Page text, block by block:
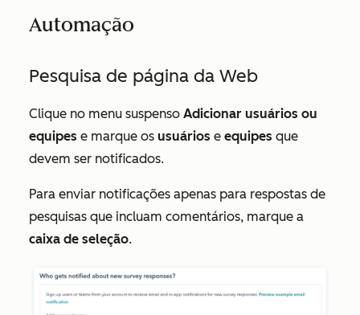
Automação
Pesquisa de página da Web
Clique no menu suspenso Adicionar usuários ou
equipes e marque os usuários e equipes que
devem ser notificados.
Para enviar notificações apenas para respostas de
pesquisas que incluam comentários, marque a
caixa de seleção.